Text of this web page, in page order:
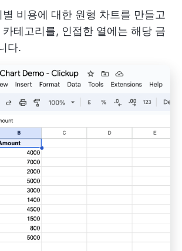
비용에 대한 원형 차트를 만들고
테고리를, 인접한 열에는 해당 금
다.